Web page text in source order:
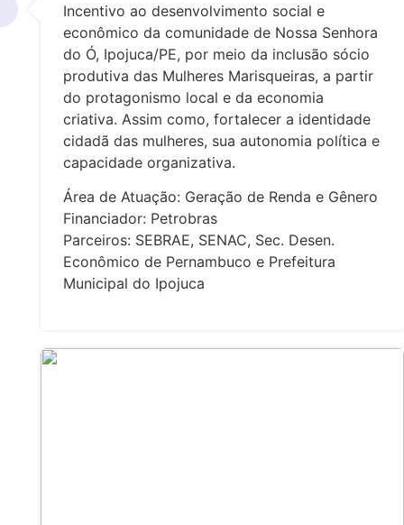
Incentivo ao desenvolvimento social e
econômico da comunidade de Nossa Senhora
do Ó, Ipojuca/PE, por meio da inclusão sócio
produtiva das Mulheres Marisqueiras, a partir
do protagonismo local e da economia
criativa. Assim como, fortalecer a identidade
cidadã das mulheres, sua autonomia política e
capacidade organizativa.
Área de Atuação: Geração de Renda e Gênero
Financiador: Petrobras
Parceiros: SEBRAE, SENAC, Sec. Desen.
Econômico de Pernambuco e Prefeitura
Municipal do Ipojuca